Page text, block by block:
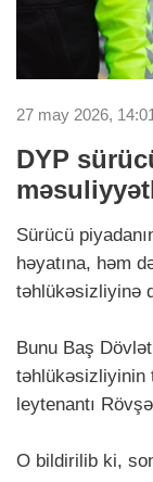
27 may 2026, 14:01
DYP
Sürücü
həyatına, həm
təhlükəsizliyinə
Bunu Baş
təhlükəsizliyinin
leytenantı
O bildirilib ki,